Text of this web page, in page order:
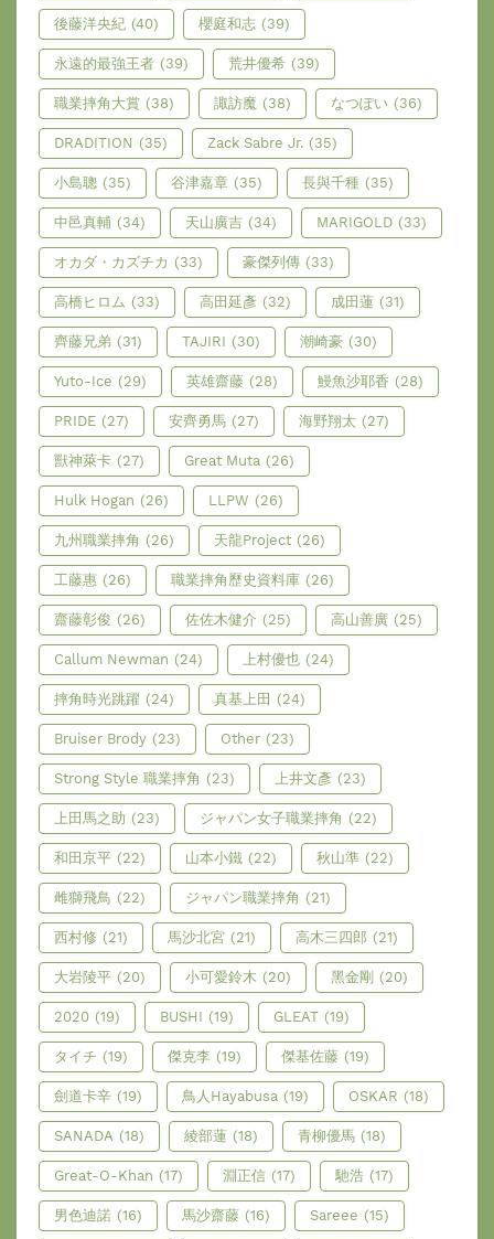
後藤洋央紀 (40) 櫻庭和志 (39)
永遠的最強王者 (39) 荒井優希 (39)
職業摔角大賞 (38) 諏訪魔 (38) なつぽい (36)
DRADITION (35) Zack Sabre Jr. (35)
小島聰 (35) 谷津嘉章 (35) 長與千種 (35)
中邑真輔 (34) 天山廣吉 (34) MARIGOLD (33)
オカダ・カズチカ (33) 豪傑列傳 (33)
高橋ヒロム (33) 高田延彥 (32) 成田蓮 (31)
齊藤兄弟 (31) TAJIRI (30) 潮崎豪 (30)
Yuto-Ice (29) 英雄齋藤 (28) 鰻魚沙耶香 (28)
PRIDE (27) 安齊勇馬 (27) 海野翔太 (27)
獸神萊卡 (27) Great Muta (26)
Hulk Hogan (26) LLPW (26)
九州職業摔角 (26) 天龍Project (26)
工藤惠 (26) 職業摔角歷史資料庫 (26)
齋藤彰俊 (26) 佐佐木健介 (25) 高山善廣 (25)
Callum Newman (24) 上村優也 (24)
摔角時光跳躍 (24) 真基上田 (24)
Bruiser Brody (23) Other (23)
Strong Style 職業摔角 (23) 上井文彥 (23)
上田馬之助 (23) ジャパン女子職業摔角 (22)
和田京平 (22) 山本小鐵 (22) 秋山準 (22)
雌獅飛鳥 (22) ジャパン職業摔角 (21)
西村修 (21) 馬沙北宮 (21) 高木三四郎 (21)
大岩陵平 (20) 小可愛鈴木 (20) 黑金剛 (20)
2020 (19) BUSHI (19) GLEAT (19)
タイチ (19) 傑克李 (19) 傑基佐藤 (19)
劍道卡辛 (19) 鳥人Hayabusa (19) OSKAR (18)
SANADA (18) 綾部蓮 (18) 青柳優馬 (18)
Great-O-Khan (17) 淵正信 (17) 馳浩 (17)
男色迪諾 (16) 馬沙齋藤 (16) Sareee (15)